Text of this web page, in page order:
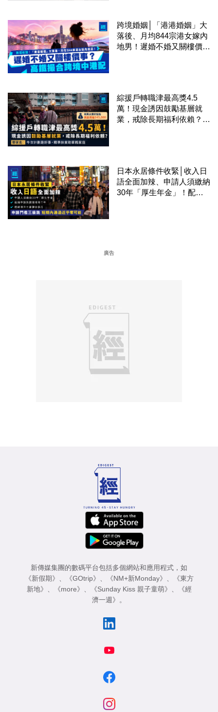
跨境婚姻│「港港婚姻」大
落後、月均844宗港女嫁內
地男！遲婚不婚又關樓價
綜援戶轉職津最高獎4.5
萬！現金誘因鼓勵基層就
業，戒除長期福利依賴？鄧
日本永居條件收緊│收入日
語全面加辣、申請人須繳納
30年「厚生年金」！配偶
廣告
新傳媒集團的數碼平台包括多個網站和應用程式，如
《新假期》
《GOtrip》 《NM+新Monday》
《東方
新地》
《more》 《Sunday Kiss 親子童萌》
《經
濟一週》
。